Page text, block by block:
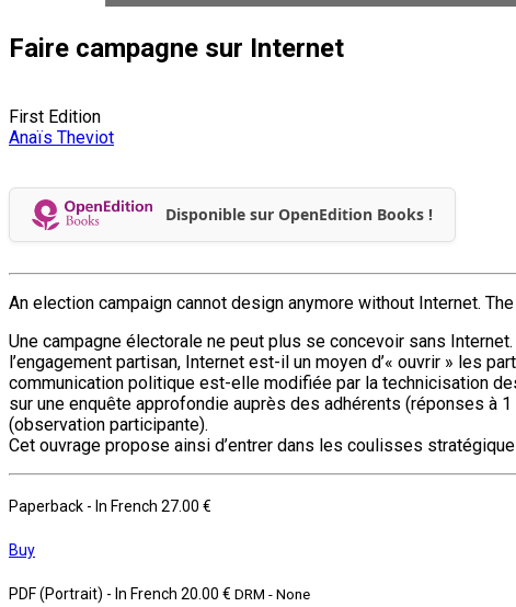
Faire campagne sur Internet
First Edition
Anaïs Theviot
Disponible sur OpenEdition Books !
An election campaign cannot design anymore without Internet.
Une campagne électorale ne peut plus se concevoir sans
l’engagement partisan, Internet est-il un moyen d’« ouvrir » les
communication politique est-elle modifiée par la technicisation
sur une enquête approfondie auprès des adhérents (réponses à
(observation participante).
Cet ouvrage propose ainsi d’entrer dans les coulisses
Paperback - In French 27.00 €
Buy
PDF (Portrait) - In French 20.00 € DRM - None